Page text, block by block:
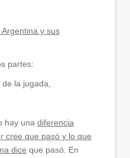
y sus
partes:
la jugada,
hay una diferencia
cree que pasó y lo que
dice que pasó. En